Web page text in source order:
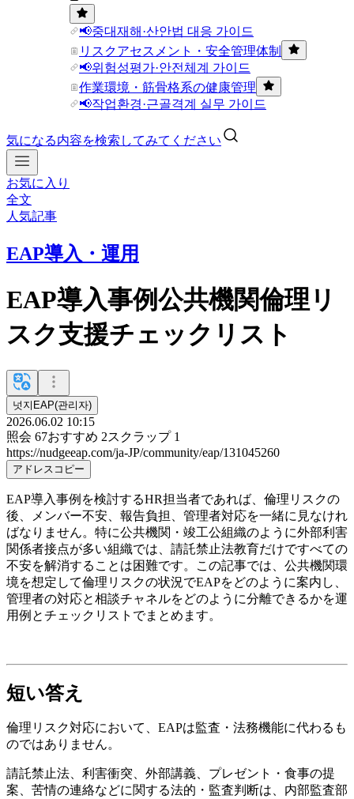
📢중대재해·산안법 대응 가이드
リスクアセスメント・安全管理体制
📢위험성평가·안전체계 가이드
作業環境・筋骨格系の健康管理
📢작업환경·근골격계 실무 가이드
気になる内容を検索してみてください
お気に入り
全文
人気記事
EAP導入・運用
EAP導入事例公共機関倫理リ
スク支援チェックリスト
넛지EAP(관리자)
2026.06.02 10:15
照会 67おすすめ 2スクラップ 1
https://nudgeeap.com/ja-JP/community/eap/131045260
アドレスコピー
EAP導入事例を検討するHR担当者であれば、倫理リスクの
後、メンバー不安、報告負担、管理者対応を一緒に見なけれ
ばなりません。特に公共機関・竣工公組織のように外部利害
関係者接点が多い組織では、請託禁止法教育だけですべての
不安を解消することは困難です。この記事では、公共機関環
境を想定して倫理リスクの状況でEAPをどのように案内し、
管理者の対応と相談チャネルをどのように分離できるかを運
用例とチェックリストでまとめます。
短い答え
倫理リスク対応において、EAPは監査・法務機能に代わるも
のではありません。
請託禁止法、利害衝突、外部講義、プレゼント・食事の提
案、苦情の連絡などに関する法的・監査判断は、内部監査部